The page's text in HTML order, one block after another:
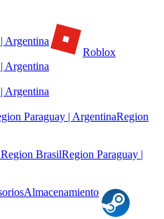
Argentina
Argentina
Argentina
Paraguay | ArgentinaRegion
Region BrasilRegion Paraguay |
Almacenamiento
Roblox